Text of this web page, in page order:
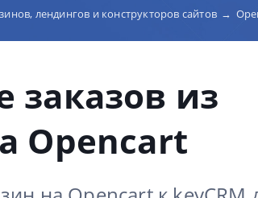
лендингов и конструкторов сайтов →
заказов из
Opencart